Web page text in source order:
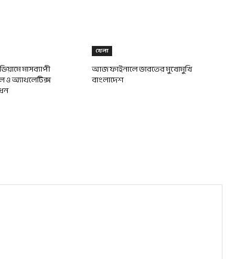
মাসব্যাপী
অ্যাথলেটিক্স
খেলা
আজ ফাইনালে ভারতের মুখোমুখি
বাংলাদেশ